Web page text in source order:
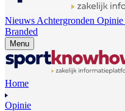
Nieuws Achtergronden Opinie
Branded
Menu
Home
Opinie